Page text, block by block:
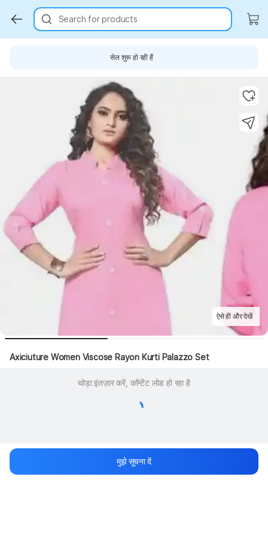
Search for products
सेल शुरू हो रही हैं
ऐसे ही और देखें
Axiciuture Women Viscose Rayon Kurti Palazzo Set
थोड़ा इंतज़ार करें, कॉन्टेंट लोड हो रहा है
मुझे सूचना दें